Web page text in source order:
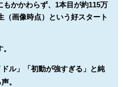
もかかわらず、1本目が約115万
（画像時点）という好スタート
ドル」「初動が強すぎる」と純
。